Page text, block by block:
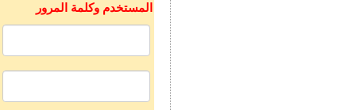
المستخدم وكلمة المرور